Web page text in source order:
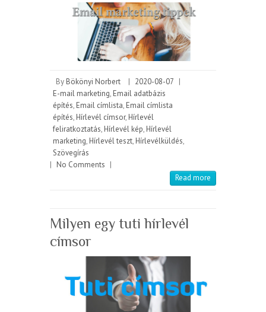
By Bökönyi Norbert | 2020-08-07 |
E-mail marketing, Email adatbázis
építés, Email címlista, Email címlista
építés, Hírlevél címsor, Hírlevél
feliratkoztatás, Hírlevél kép, Hírlevél
marketing, Hírlevél teszt, Hírlevélküldés,
Szövegírás
| No Comments |
Read more
Milyen egy tuti hírlevél
címsor